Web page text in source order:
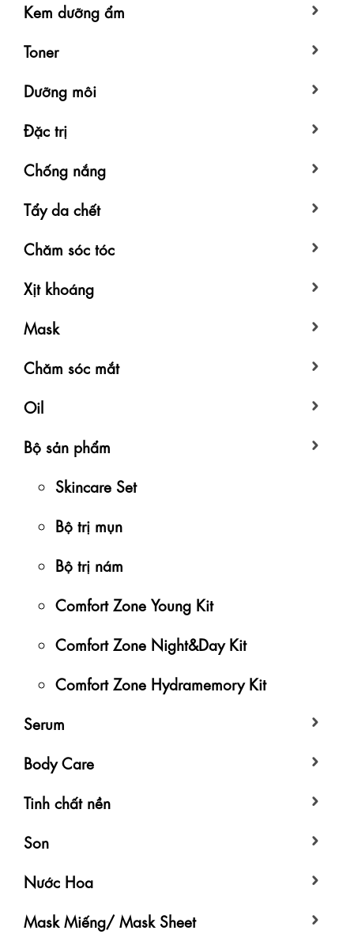
Kem dưỡng ẩm
Toner
Dưỡng môi
Đặc trị
Chống nắng
Tẩy da chết
Chăm sóc tóc
Xịt khoáng
Mask
Chăm sóc mắt
Oil
Bộ sản phẩm
Skincare Set
Bộ trị mụn
Bộ trị nám
Comfort Zone Young Kit
Comfort Zone Night&Day Kit
Comfort Zone Hydramemory Kit
Serum
Body Care
Tinh chất nền
Son
Nước Hoa
Mask Miếng/ Mask Sheet